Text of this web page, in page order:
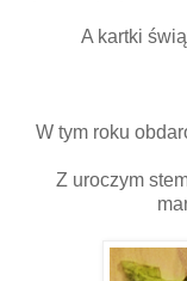
A kartki
W tym roku
Z uroczym